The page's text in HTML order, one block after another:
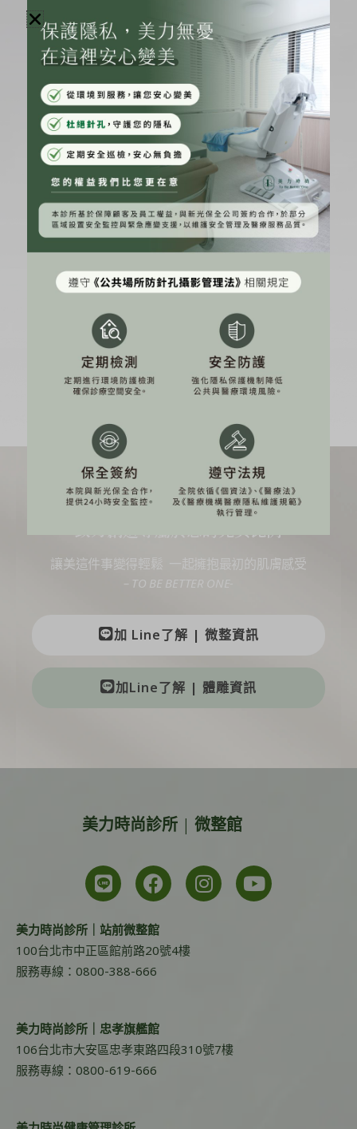
音波拉提
肉毒桿菌注射
水光注射
原廠認證
ELLANSÉ 洢蓮絲原廠認證
微創注射認證
喬雅登原廠注射認證
Profhilo 逆時針原廠認證
HArmonyCa媄神針原廠認證
Thermage FLX 鳳凰電波原廠認證
得美微針筆原廠認證
Liftera2皇后音波｜立特拉音波原廠認證
尋找完美自我零極限
致力創造專屬於您的完美比例
讓美這件事變得輕鬆 一起擁抱最初的肌膚感受
– TO BE BETTER ONE-
加 Line了解 | 微整資訊
加Line了解 | 體雕資訊
美力時尚診所 | 微整館
美力時尚診所｜站前微整館
100台北市中正區館前路20號4樓
服務專線：0800-388-666
美力時尚診所｜忠孝旗艦館
106台北市大安區忠孝東路四段310號7樓
服務專線：0800-619-666